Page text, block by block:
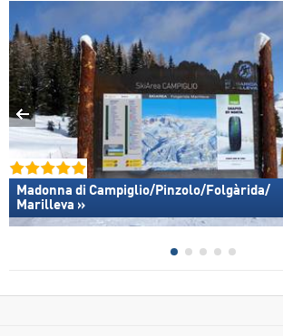
Madonna di Campiglio/​Pinzolo/​Folgàrida/​
Marilleva »